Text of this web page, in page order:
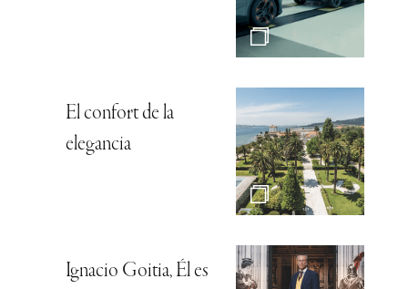
El confort de la
elegancia
Ignacio Goitia, Él es